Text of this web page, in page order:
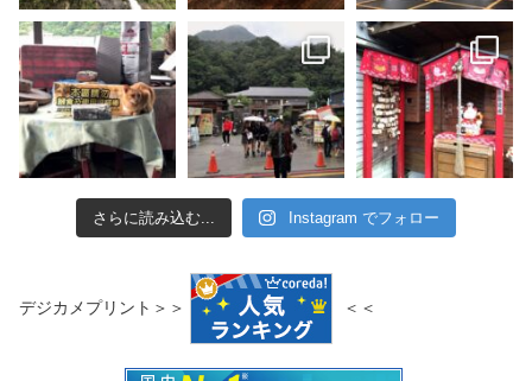
さらに読み込む... Instagram でフォロー
デジカメプリント＞＞ ＜＜